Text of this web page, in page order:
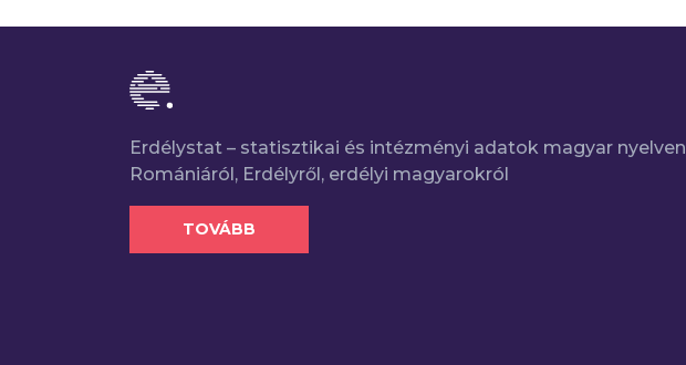
Erdélystat – statisztikai és intézményi adatok magyar nyelven
Romániáról, Erdélyről, erdélyi magyarokról
TOVÁBB